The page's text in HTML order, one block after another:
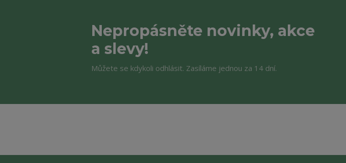
Nepropásněte novinky, akce
a slevy!
Můžete se kdykoli odhlásit. Zasíláme jednou za 14 dní.